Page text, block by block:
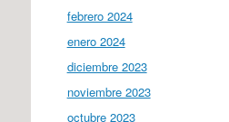
febrero 2024
enero 2024
diciembre 2023
noviembre 2023
octubre 2023